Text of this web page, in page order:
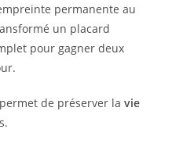
permanente au
un placard
pour gagner deux
de préserver lavie